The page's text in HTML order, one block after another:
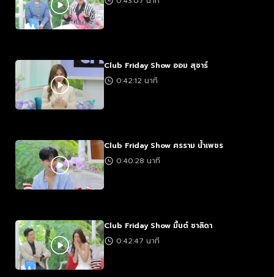
Club Friday Show ออม สุชาร์
0:42:12 นาที
Club Friday Show ศรราม น้ำเพชร
0:40:28 นาที
Club Friday Show มิ้นต์ ชาลิดา
0:42:47 นาที